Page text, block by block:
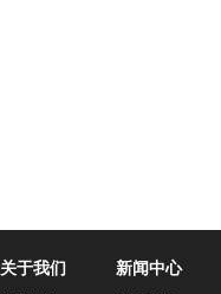
关于我们 新闻中心